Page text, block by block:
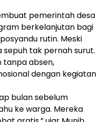
pemerintah desa
berkelanjutan bagi
rutin. Meski
sepuh tak pernah surut.
tanpa absen,
dengan kegiatan
bulan sebelum
ke warga. Mereka